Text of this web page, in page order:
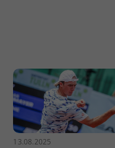
13.08.2025